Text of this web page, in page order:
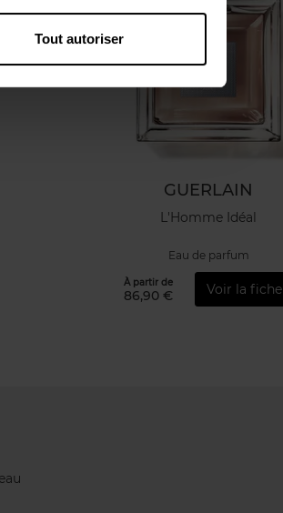
Tout autoriser
GUERLAIN
L'Homme Idéal
Eau de parfum
À partir de
86,90 € Voir la fiche